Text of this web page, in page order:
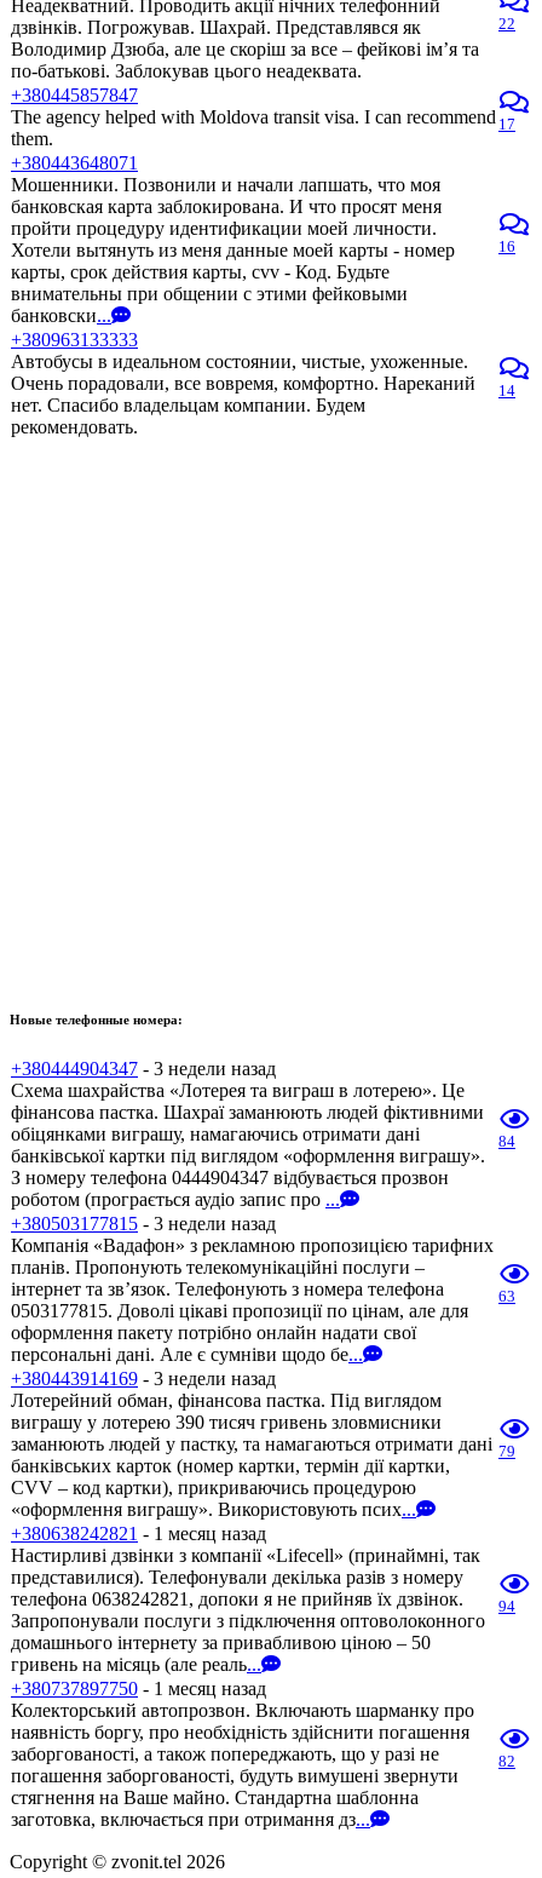
Неадекватний. Проводить акції нічних телефонний
дзвінків. Погрожував. Шахрай. Представлявся як
Володимир Дзюба, але це скоріш за все – фейкові ім’я та
по-батькові. Заблокував цього неадеквата.
22
+380445857847
The agency helped with Moldova transit visa. I can recommend
them.
17
+380443648071
Мошенники. Позвонили и начали лапшать, что моя
банковская карта заблокирована. И что просят меня
пройти процедуру идентификации моей личности.
Хотели вытянуть из меня данные моей карты - номер
карты, срок действия карты, cvv - Код. Будьте
внимательны при общении с этими фейковыми
банковски...
16
+380963133333
Автобусы в идеальном состоянии, чистые, ухоженные.
Очень порадовали, все вовремя, комфортно. Нареканий
нет. Спасибо владельцам компании. Будем
рекомендовать.
14
Новые телефонные номера:
+380444904347 - 3 недели назад
Схема шахрайства «Лотерея та виграш в лотерею». Це
фінансова пастка. Шахраї заманюють людей фіктивними
обіцянками виграшу, намагаючись отримати дані
банківської картки під виглядом «оформлення виграшу».
З номеру телефона 0444904347 відбувається прозвон
роботом (програється аудіо запис про ...
84
+380503177815 - 3 недели назад
Компанія «Вадафон» з рекламною пропозицією тарифних
планів. Пропонують телекомунікаційні послуги –
інтернет та зв’язок. Телефонують з номера телефона
0503177815. Доволі цікаві пропозиції по цінам, але для
оформлення пакету потрібно онлайн надати свої
персональні дані. Але є сумніви щодо бе...
63
+380443914169 - 3 недели назад
Лотерейний обман, фінансова пастка. Під виглядом
виграшу у лотерею 390 тисяч гривень зловмисники
заманюють людей у пастку, та намагаються отримати дані
банківських карток (номер картки, термін дії картки,
CVV – код картки), прикриваючись процедурою
«оформлення виграшу». Використовують псих...
79
+380638242821 - 1 месяц назад
Настирливі дзвінки з компанії «Lifecell» (принаймні, так
представилися). Телефонували декілька разів з номеру
телефона 0638242821, допоки я не прийняв їх дзвінок.
Запропонували послуги з підключення оптоволоконного
домашнього інтернету за привабливою ціною – 50
гривень на місяць (але реаль...
94
+380737897750 - 1 месяц назад
Колекторський автопрозвон. Включають шарманку про
наявність боргу, про необхідність здійснити погашення
заборгованості, а також попереджають, що у разі не
погашення заборгованості, будуть вимушені звернути
стягнення на Ваше майно. Стандартна шаблонна
заготовка, включається при отримання дз...
82
Copyright © zvonit.tel 2026